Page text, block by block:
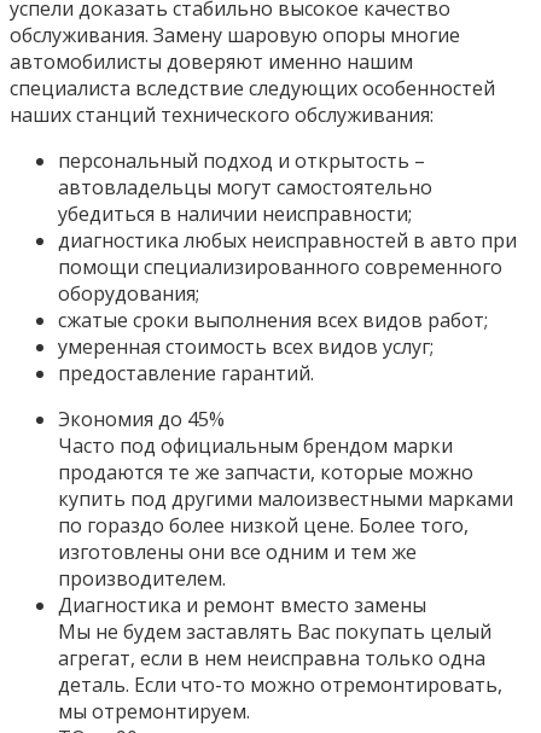
успели доказать стабильно высокое качество
обслуживания. Замену шаровую опоры многие
автомобилисты доверяют именно нашим
специалиста вследствие следующих особенностей
наших станций технического обслуживания:
персональный подход и открытость –
автовладельцы могут самостоятельно
убедиться в наличии неисправности;
диагностика любых неисправностей в авто при
помощи специализированного современного
оборудования;
сжатые сроки выполнения всех видов работ;
умеренная стоимость всех видов услуг;
предоставление гарантий.
Экономия до 45%
Часто под официальным брендом марки
продаются те же запчасти, которые можно
купить под другими малоизвестными марками
по гораздо более низкой цене. Более того,
изготовлены они все одним и тем же
производителем.
Диагностика и ремонт вместо замены
Мы не будем заставлять Вас покупать целый
агрегат, если в нем неисправна только одна
деталь. Если что-то можно отремонтировать,
мы отремонтируем.